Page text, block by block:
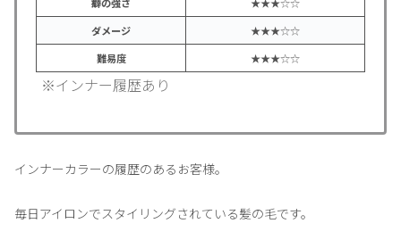
ダメージ
★★★☆☆
難易度
★★★☆☆
※インナー履歴あり
インナーカラーの履歴のあるお客様。
毎日アイロンでスタイリングされている髪の毛です。